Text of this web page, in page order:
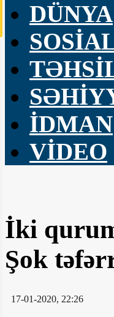
DÜNYA
İDMAN
VİDEO
İki
Şok
17-01-2020, 22:26